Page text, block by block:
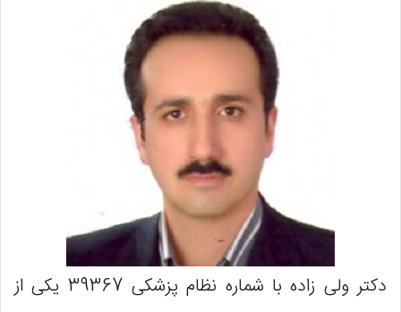
دکتر ولی زاده با شماره نظام پزشکی 39367 یکی از